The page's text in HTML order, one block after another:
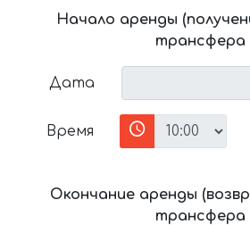
Начало аренды
трансфера
Дата
Время
Окончание аренды
трансфера